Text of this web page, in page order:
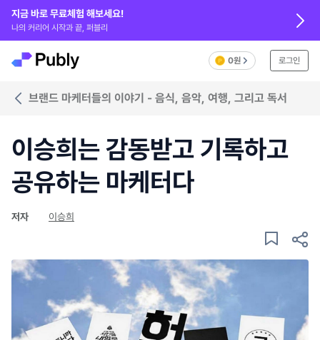
지금 바로 무료체험 해보세요!
나의 커리어 시작과 끝, 퍼블리
0원 로그인
브랜드 마케터들의 이야기 - 음식, 음악, 여행, 그리고 독서
이승희는 감동받고 기록하고
공유하는 마케터다
저자 이승희